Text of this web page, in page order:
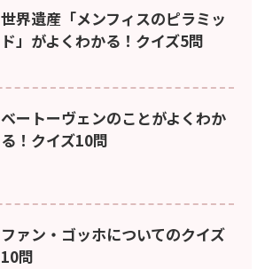
世界遺産「メンフィスのピラミッ
ド」がよくわかる！クイズ5問
ベートーヴェンのことがよくわか
る！クイズ10問
ファン・ゴッホについてのクイズ
10問